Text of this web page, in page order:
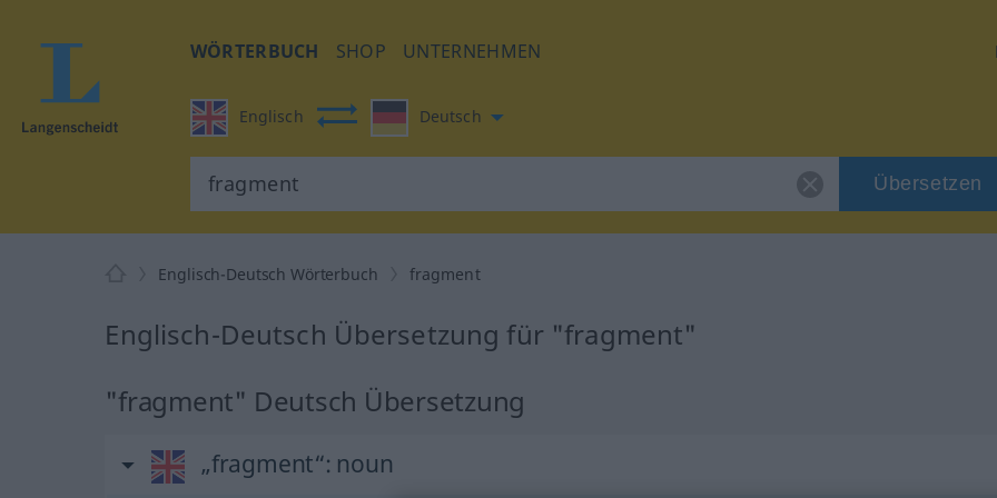
WÖRTERBUCH SHOP UNTERNEHMEN
Englisch Deutsch
Übersetzen
Englisch-Deutsch Wörterbuch fragment
Englisch-Deutsch Übersetzung für "fragment"
"fragment" Deutsch Übersetzung
„fragment“: noun